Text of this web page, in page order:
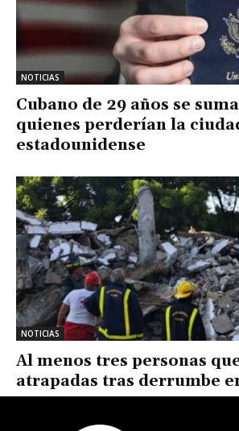
NOTICIAS
Cubano de 29 años se
quienes perderían la
estadounidense
NOTICIAS
Al menos tres personas
atrapadas tras derrumbe